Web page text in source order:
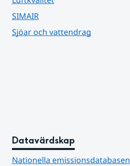
SIMAIR
Sjöar och vattendrag
Datavärdskap
Nationella emissionsdatabasen